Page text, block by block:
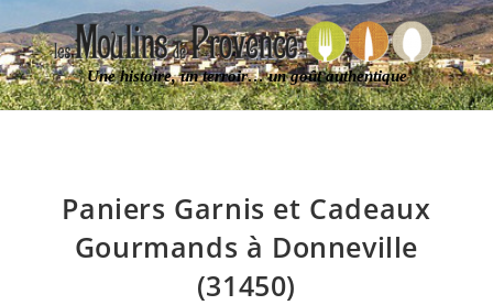
Une histoire, un terroir… un goût authentique
Paniers Garnis et Cadeaux
Gourmands à Donneville
(31450)